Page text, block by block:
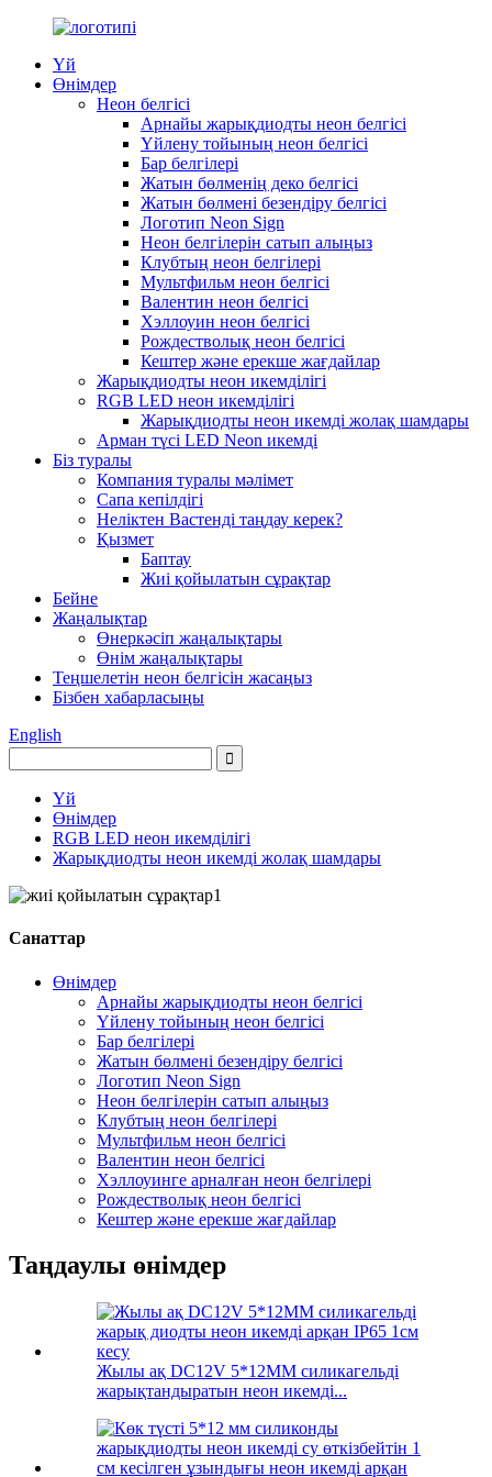
Үй
Өнімдер
Неон белгісі
Арнайы жарықдиодты неон белгісі
Үйлену тойының неон белгісі
Бар белгілері
Жатын бөлменің деко белгісі
Жатын бөлмені безендіру белгісі
Логотип Neon Sign
Неон белгілерін сатып алыңыз
Клубтың неон белгілері
Мультфильм неон белгісі
Валентин неон белгісі
Хэллоуин неон белгісі
Рождестволық неон белгісі
Кештер және ерекше жағдайлар
Жарықдиодты неон икемділігі
RGB LED неон икемділігі
Жарықдиодты неон икемді жолақ шамдары
Арман түсі LED Neon икемді
Біз туралы
Компания туралы мәлімет
Сапа кепілдігі
Неліктен Вастенді таңдау керек?
Қызмет
Баптау
Жиі қойылатын сұрақтар
Бейне
Жаңалықтар
Өнеркәсіп жаңалықтары
Өнім жаңалықтары
Теңшелетін неон белгісін жасаңыз
Бізбен хабарласыңы
English
Үй
Өнімдер
RGB LED неон икемділігі
Жарықдиодты неон икемді жолақ шамдары
Санаттар
Өнімдер
Арнайы жарықдиодты неон белгісі
Үйлену тойының неон белгісі
Бар белгілері
Жатын бөлмені безендіру белгісі
Логотип Neon Sign
Неон белгілерін сатып алыңыз
Клубтың неон белгілері
Мультфильм неон белгісі
Валентин неон белгісі
Хэллоуинге арналған неон белгілері
Рождестволық неон белгісі
Кештер және ерекше жағдайлар
Таңдаулы өнімдер
Жылы ақ DC12V 5*12MM силикагельді
жарықтандыратын неон икемді...